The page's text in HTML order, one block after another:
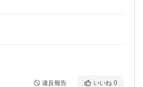
違反報告 いいね 0